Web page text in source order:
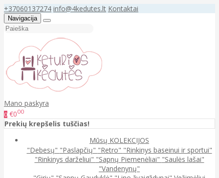
+37060137274 info@4kedutes.lt Kontaktai
Navigacija
Mano paskyra
0 €000
Prekių krepšelis tuščias!
Mūsų KOLEKCIJOS
"Debesų" "Paslapčių" "Retro" "Rinkinys baseinui ir sportui"
"Rinkinys darželiui" "Sapnų Piemenėliai" "Saulės lašai"
"Vandenynų"